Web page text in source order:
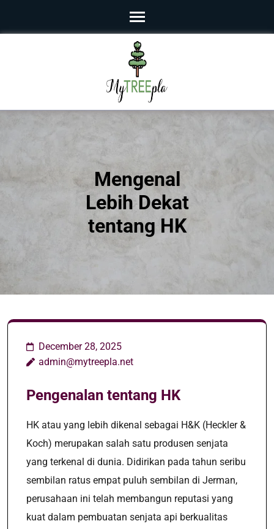
Mengenal
Lebih Dekat
tentang HK
December 28, 2025
admin@mytreepla.net
Pengenalan tentang HK
HK atau yang lebih dikenal sebagai H&K (Heckler &
Koch) merupakan salah satu produsen senjata
yang terkenal di dunia. Didirikan pada tahun seribu
sembilan ratus empat puluh sembilan di Jerman,
perusahaan ini telah membangun reputasi yang
kuat dalam pembuatan senjata api berkualitas